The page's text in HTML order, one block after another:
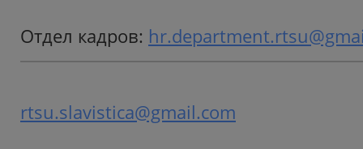
Отдел кадров:
rtsu.slavistica@gmail.com